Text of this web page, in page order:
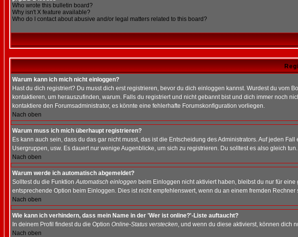
Who wrote this bulletin board?
Why isn't X feature available?
Who do I contact about abusive and/or legal matters related to this board?
Warum kann ich mich nicht einloggen?
Hast du dich registriert? Du musst dich erst registrieren, bevor du dich einloggen kannst. Wurdest du vom
kontaktieren, um herauszufinden, warum. Falls du registriert und nicht gebannt bist und dich immer noch
kontaktiere den Forumsadministrator, es könnte eine fehlerhafte Forumskonfiguration vorliegen.
Nach oben
Warum muss ich mich überhaupt registrieren?
Es kann auch sein, dass du das gar nicht musst, das ist die Entscheidung des Administrators. Auf jeden
Usergruppen, usw. Es dauert nur wenige Augenblicke, um sich zu registrieren. Du solltest es also gleich tun.
Nach oben
Warum werde ich automatisch abgemeldet?
Solltest du die FunktionAutomatisch einloggen beim Einloggen nicht aktiviert haben, bleibst du nur für
entsprechende Option beim Einloggen. Dies ist nicht empfehlenswert, wenn du an einem fremden
Nach oben
Wie kann ich verhindern, dass mein Name in der 'Wer ist online?'-Liste auftaucht?
In deinem Profil findest du die Option Online-Status verstecken, und wenn du diese aktivierst, können dich
Nach oben